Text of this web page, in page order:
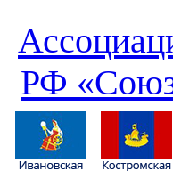
РФ «Союз